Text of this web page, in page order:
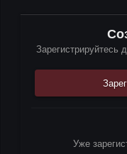
Зарегистрируйтесь
Уже